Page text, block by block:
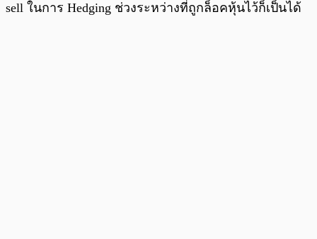
sell ในการ Hedging ช่วงระหว่างที่ถูกล็อคหุ้นไว้ก็เป็นได้